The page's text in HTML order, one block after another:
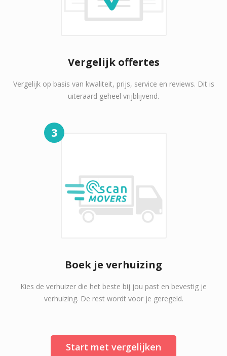
Vergelijk offertes
Vergelijk op basis van kwaliteit, prijs, service en reviews. Dit is
uiteraard geheel vrijblijvend.
3
Boek je verhuizing
Kies de verhuizer die het beste bij jou past en bevestig je
verhuizing. De rest wordt voor je geregeld.
Start met vergelijken